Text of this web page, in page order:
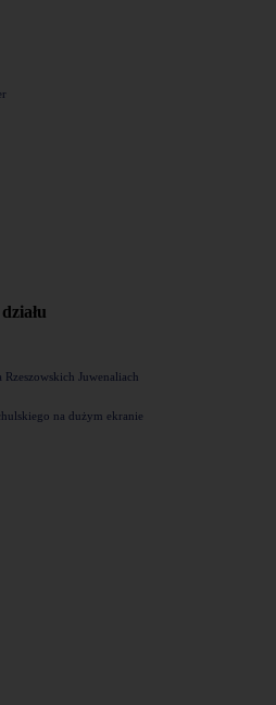
Juwenaliach
na dużym ekranie